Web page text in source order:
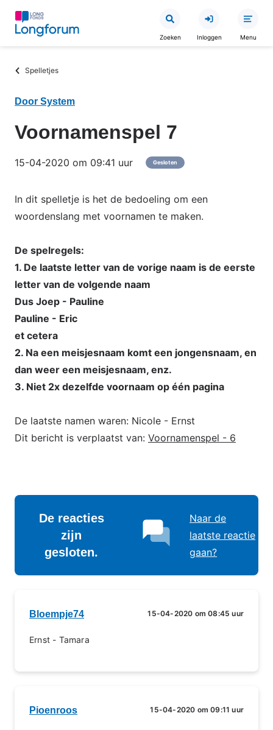
Overslaan
inhoud
Zoeken Inloggen Menu
Kruimelpad
Spelletjes
Door System
Voornamenspel 7
15-04-2020 om 09:41 uur Gesloten
In dit spelletje is het de bedoeling om een
woordenslang met voornamen te maken.
De spelregels:
1. De laatste letter van de vorige naam is de eerste
letter van de volgende naam
Dus Joep - Pauline
Pauline - Eric
et cetera
2. Na een meisjesnaam komt een jongensnaam, en
dan weer een meisjesnaam, enz.
3. Niet 2x dezelfde voornaam op één pagina
De laatste namen waren: Nicole - Ernst
Dit bericht is verplaatst van: Voornamenspel - 6
De reacties
zijn
gesloten.
Naar de
laatste reactie
gaan?
Bloempje74 15-04-2020 om 08:45 uur
Ernst - Tamara
Pioenroos 15-04-2020 om 09:11 uur